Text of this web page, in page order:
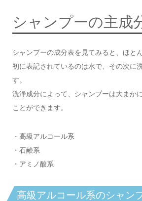
シャンプーの主成
シャンプーの成分表を見てみると、ほと
初に表記されているのは水で、その次に
す。
洗浄成分によって、シャンプーは大まか
ことができます。
・高級アルコール系
・石鹸系
・アミノ酸系
高級アルコール系のシャン